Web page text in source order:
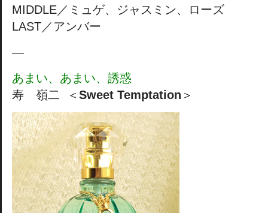
MIDDLE／ミュゲ、ジャスミン、ローズ
LAST／アンバー
—
あまい、あまい、誘惑
寿 嶺二 ＜ Sweet Temptation ＞